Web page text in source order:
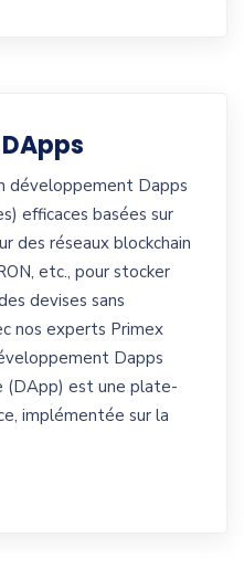
développement Dapps
efficaces basées sur
des réseaux blockchain
etc., pour stocker
devises sans
nos experts Primex
Dapps
(DApp) est une plate-
implémentée sur la